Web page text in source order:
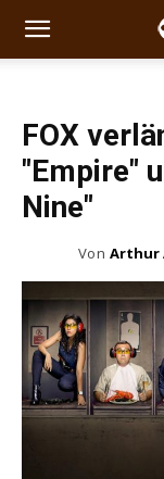
FOX
"Empire"
Nine"
Von Arthur